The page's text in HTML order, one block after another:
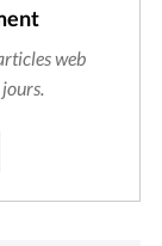
web